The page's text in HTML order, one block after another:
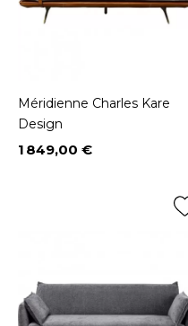
Méridienne Charles Kare
Design
Prix
1 849,00 €